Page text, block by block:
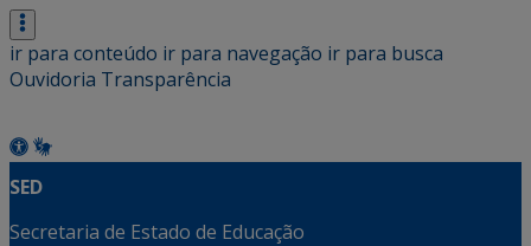
ir para conteúdo ir para navegação ir para busca
Ouvidoria Transparência
SED
Secretaria de Estado de Educação